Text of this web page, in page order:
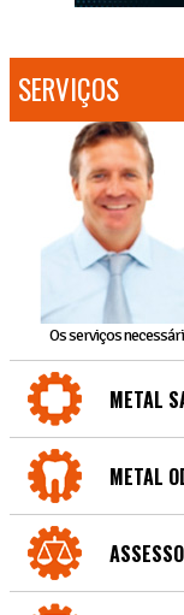
SERVIÇOS
Os serviços
METAL
METAL